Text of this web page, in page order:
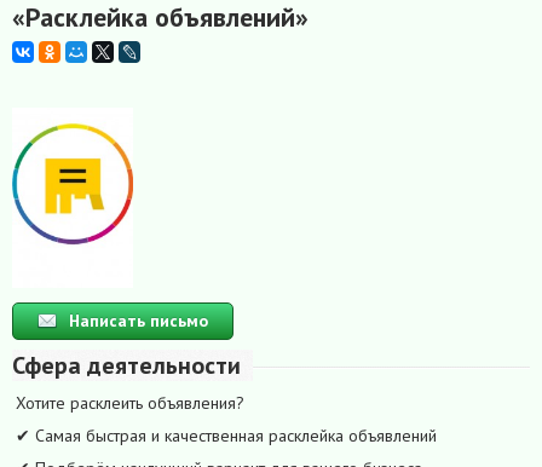
«Расклейка объявлений»
Написать письмо
Сфера деятельности
Хотите расклеить объявления?
✔ Самая быстрая и качественная расклейка объявлений